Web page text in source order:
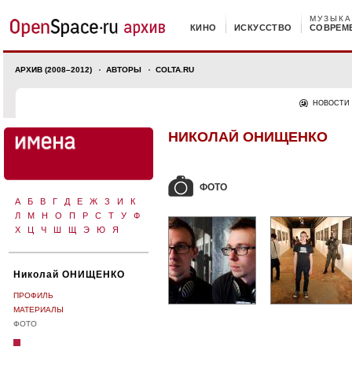
КИНО ИСКУССТВО
МУЗЫКА
АРХИВ (2008–2012) АВТОРЫ COLTA.RU
НОВОСТИ
А Б В Г Д Е Ж З И
К
Л
М Н О П Р С Т У
Ф
Х
Ц Ч Ш Щ Э Ю Я
Николай ОНИЩЕНКО
ПРОФИЛЬ
МАТЕРИАЛЫ
ФОТО
НИКОЛАЙ ОНИЩЕНКО
ФОТО